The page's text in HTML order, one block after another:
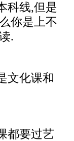
科线,但是
你是上不
.
文化课和
都要过艺